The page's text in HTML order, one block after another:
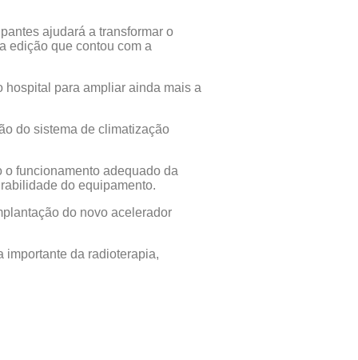
ajudará a transformar o
edição que contou com a
hospital para ampliar ainda mais a
do sistema de climatização
funcionamento adequado da
do equipamento.
do novo acelerador
importante da radioterapia,